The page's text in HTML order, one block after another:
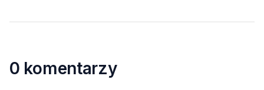
0 komentarzy